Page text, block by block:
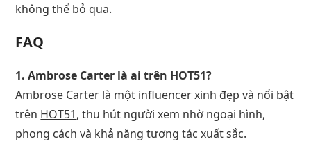
không thể bỏ qua.
FAQ
1. Ambrose Carter là ai trên HOT51?
Ambrose Carter là một influencer xinh đẹp và nổi bật
trên HOT51, thu hút người xem nhờ ngoại hình,
phong cách và khả năng tương tác xuất sắc.